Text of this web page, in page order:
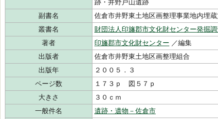
跡・井野戸山遺跡
副書名
佐倉市井野東土地区画整理事業地内埋
叢書名
財団法人印旛郡市文化財センター発掘
著者
印旛郡市文化財センター ／編集
出版者
佐倉市井野東土地区画整理組合
出版年
２００５．３
ページ数
１７３ｐ 図５７ｐ
大きさ
３０ｃｍ
一般件名
遺跡・遺物－佐倉市